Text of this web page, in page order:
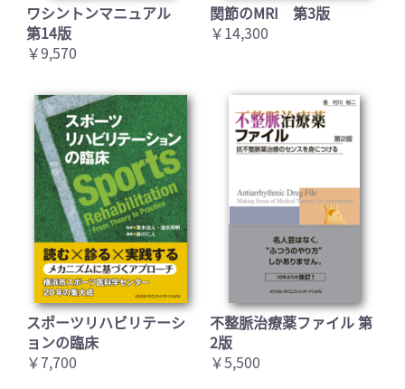
ワシントンマニュアル
第14版
￥9,570
関節のMRI 第3版
￥14,300
スポーツリハビリテーシ
ョンの臨床
￥7,700
不整脈治療薬ファイル 第
2版
￥5,500